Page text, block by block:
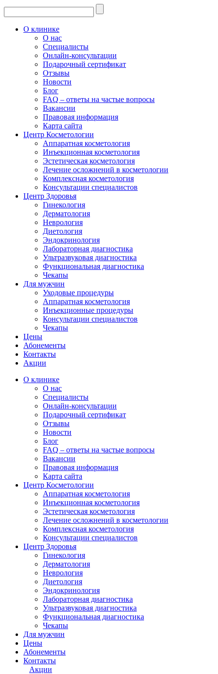
О клинике
О нас
Специалисты
Онлайн-консультации
Подарочный сертификат
Отзывы
Новости
Блог
FAQ – ответы на частые вопросы
Вакансии
Правовая информация
Карта сайта
Центр Косметологии
Аппаратная косметология
Инъекционная косметология
Эстетическая косметология
Лечение осложнений в косметологии
Комплексная косметология
Консультации специалистов
Центр Здоровья
Гинекология
Дерматология
Неврология
Диетология
Эндокринология
Лабораторная диагностика
Ультразвуковая диагностика
Функциональная диагностика
Чекапы
Для мужчин
Уходовые процедуры
Аппаратная косметология
Инъекционные процедуры
Консультации специалистов
Чекапы
Цены
Абонементы
Контакты
Акции
О клинике
О нас
Специалисты
Онлайн-консультации
Подарочный сертификат
Отзывы
Новости
Блог
FAQ – ответы на частые вопросы
Вакансии
Правовая информация
Карта сайта
Центр Косметологии
Аппаратная косметология
Инъекционная косметология
Эстетическая косметология
Лечение осложнений в косметологии
Комплексная косметология
Консультации специалистов
Центр Здоровья
Гинекология
Дерматология
Неврология
Диетология
Эндокринология
Лабораторная диагностика
Ультразвуковая диагностика
Функциональная диагностика
Чекапы
Для мужчин
Цены
Абонементы
Контакты
Акции